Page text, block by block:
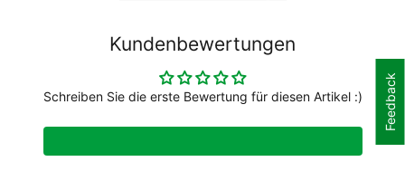
463 g
Kundenbewertungen
Schreiben Sie die erste Bewertung für diesen Artikel :) Feedback